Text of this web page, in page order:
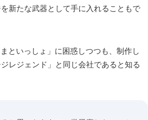
新たな武器として手に入れることもで
といっしょ」に困惑しつつも、制作し
レジェンド」と同じ会社であると知る